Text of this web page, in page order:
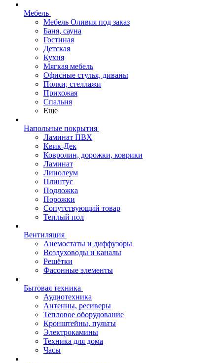
Мебель
Мебель Оливия под заказ
Баня, сауна
Гостиная
Детская
Кухня
Мягкая мебель
Офисные стулья, диваны
Полки, стеллажи
Прихожая
Спальня
Еще
Напольные покрытия
Ламинат ПВХ
Квик-Дек
Ковролин, дорожки, коврики
Ламинат
Линолеум
Плинтус
Подложка
Порожки
Сопутствующий товар
Теплый пол
Вентиляция
Анемостаты и диффузоры
Воздуховоды и каналы
Решётки
Фасонные элементы
Бытовая техника
Аудиотехника
Антенны, ресиверы
Тепловое оборудование
Кронштейны, пульты
Электрокамины
Техника для дома
Часы